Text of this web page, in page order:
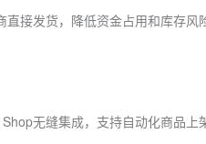
接发货，降低资金占用和库存风
无缝集成，支持自动化商品上